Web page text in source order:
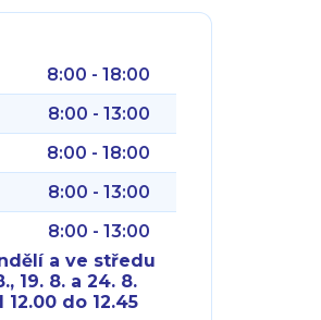
8:00 - 18:00
8:00 - 13:00
8:00 - 18:00
8:00 - 13:00
8:00 - 13:00
a ve středu
19. 8. a 24. 8.
do 12.45